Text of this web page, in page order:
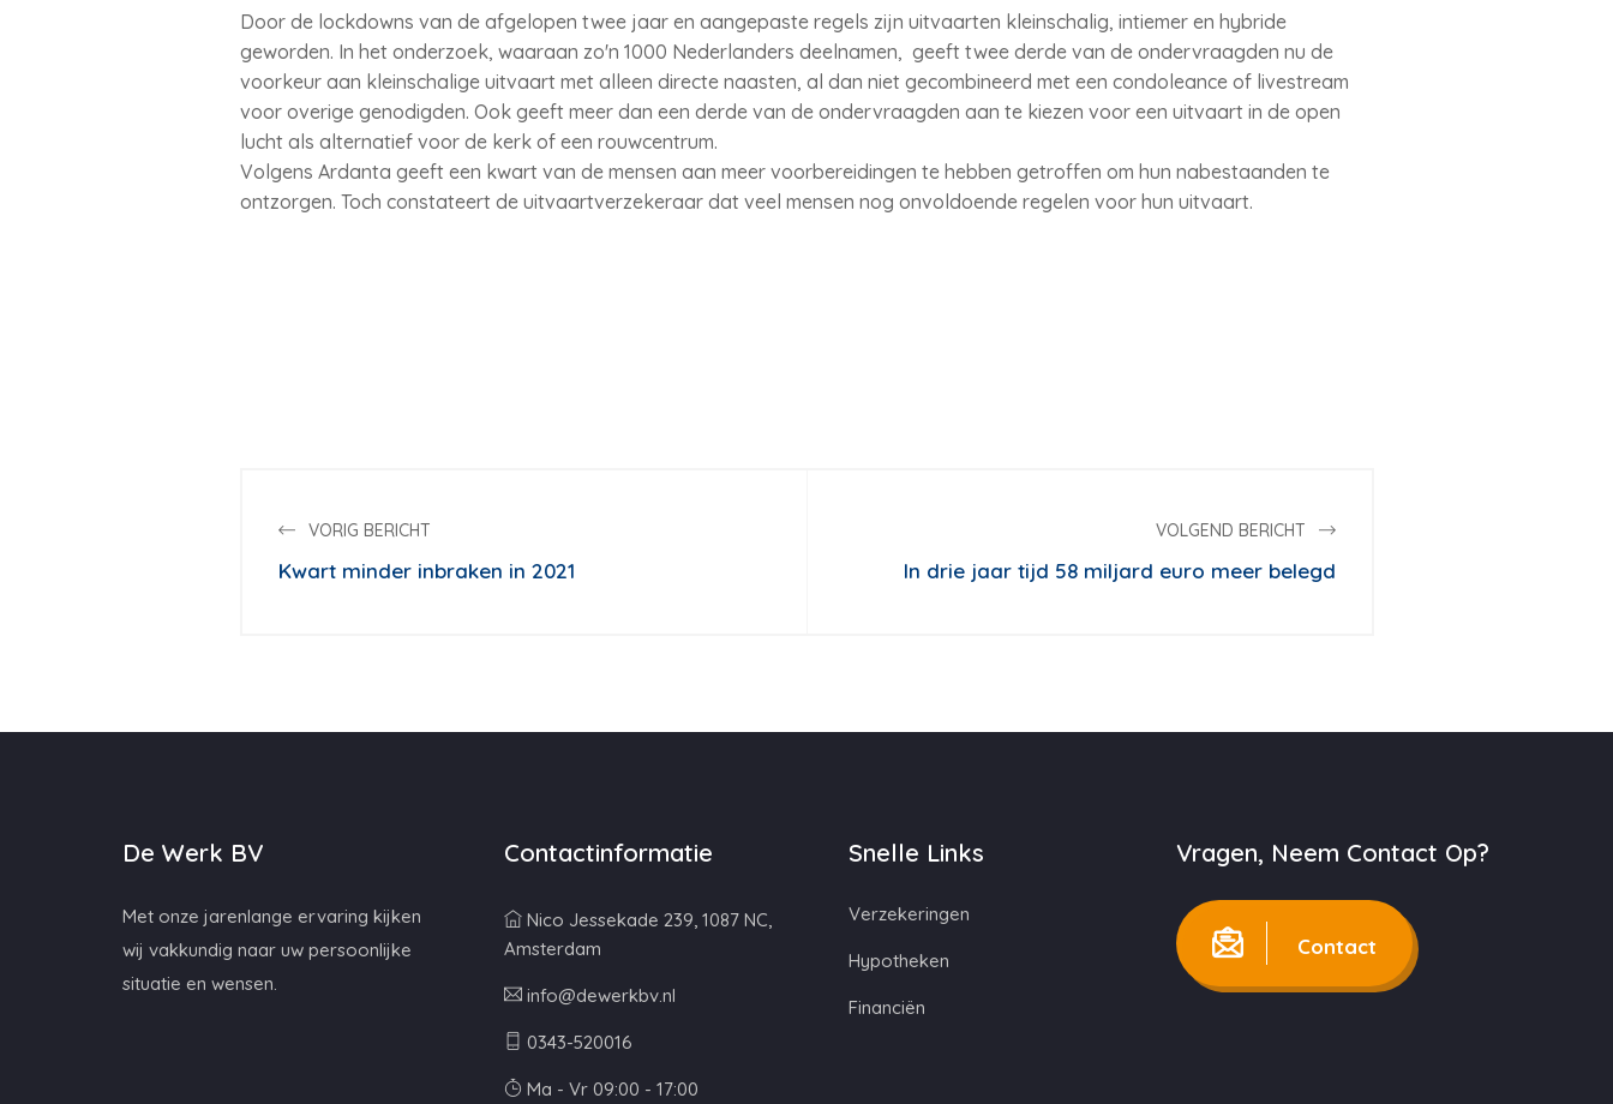
Door de lockdowns van de afgelopen twee jaar en aangepaste regels zijn uitvaarten kleinschalig, intiemer en hybride
geworden. In het onderzoek, waaraan zo'n 1000 Nederlanders deelnamen, geeft twee derde van de ondervraagden nu de
voorkeur aan kleinschalige uitvaart met alleen directe naasten, al dan niet gecombineerd met een condoleance of livestream
voor overige genodigden. Ook geeft meer dan een derde van de ondervraagden aan te kiezen voor een uitvaart in de open
lucht als alternatief voor de kerk of een rouwcentrum.
Volgens Ardanta geeft een kwart van de mensen aan meer voorbereidingen te hebben getroffen om hun nabestaanden te
ontzorgen. Toch constateert de uitvaartverzekeraar dat veel mensen nog onvoldoende regelen voor hun uitvaart.
VORIG BERICHT
Kwart minder inbraken in 2021
VOLGEND BERICHT
In drie jaar tijd 58 miljard euro meer belegd
De Werk BV
Met onze jarenlange ervaring kijken
wij vakkundig naar uw persoonlijke
situatie en wensen.
Contactinformatie
Nico Jessekade 239, 1087 NC,
Amsterdam
info@dewerkbv.nl
0343-520016
Ma - Vr 09:00 - 17:00
Snelle Links
Verzekeringen
Hypotheken
Financiën
Vragen, Neem Contact Op?
Contact